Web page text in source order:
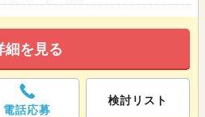
細を見る
電話応募
検討リスト